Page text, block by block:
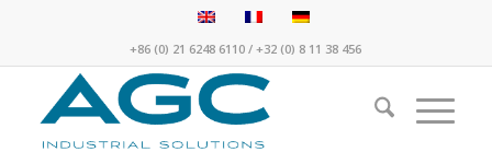
+86 (0) 21 6248 6110 /+32 (0) 8 11 38 456